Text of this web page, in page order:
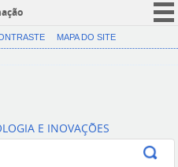
CORONAVÍRUS (COVID-19)
Canais
MAPA DO SITE
E INOVAÇÕES